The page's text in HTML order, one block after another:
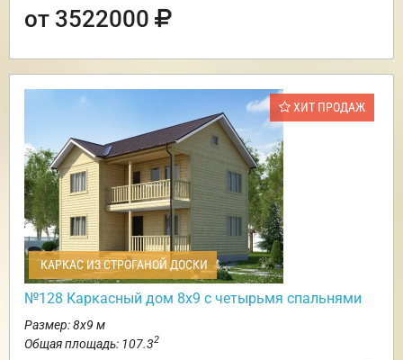
от 3522000
ХИТ ПРОДАЖ
КАРКАС ИЗ СТРОГАНОЙ ДОСКИ
№128 Каркасный дом 8х9 с четырьмя спальнями
Размер: 8х9 м
Общая площадь: 107.32